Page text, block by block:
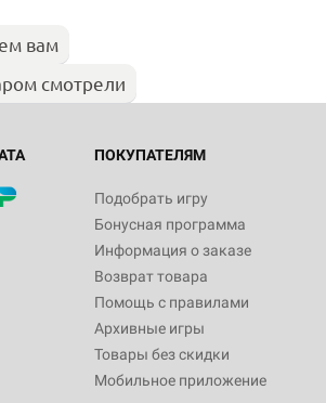
вам
смотрели
ПОКУПАТЕЛЯМ
Подобрать игру
Бонусная программа
Информация о заказе
Возврат товара
Помощь с правилами
Архивные игры
Товары без скидки
Мобильное приложение